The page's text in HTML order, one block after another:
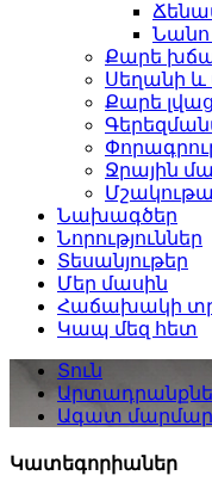
Քարե
Սեղանի և
Քարե
Ջրային
Նախագծեր
Նորություններ
Տեսանյութեր
Մեր մասին
Հաճախակի
Կապ մեզ հետ
Տուն
Ագատ մարմար
Կատեգորիաներ